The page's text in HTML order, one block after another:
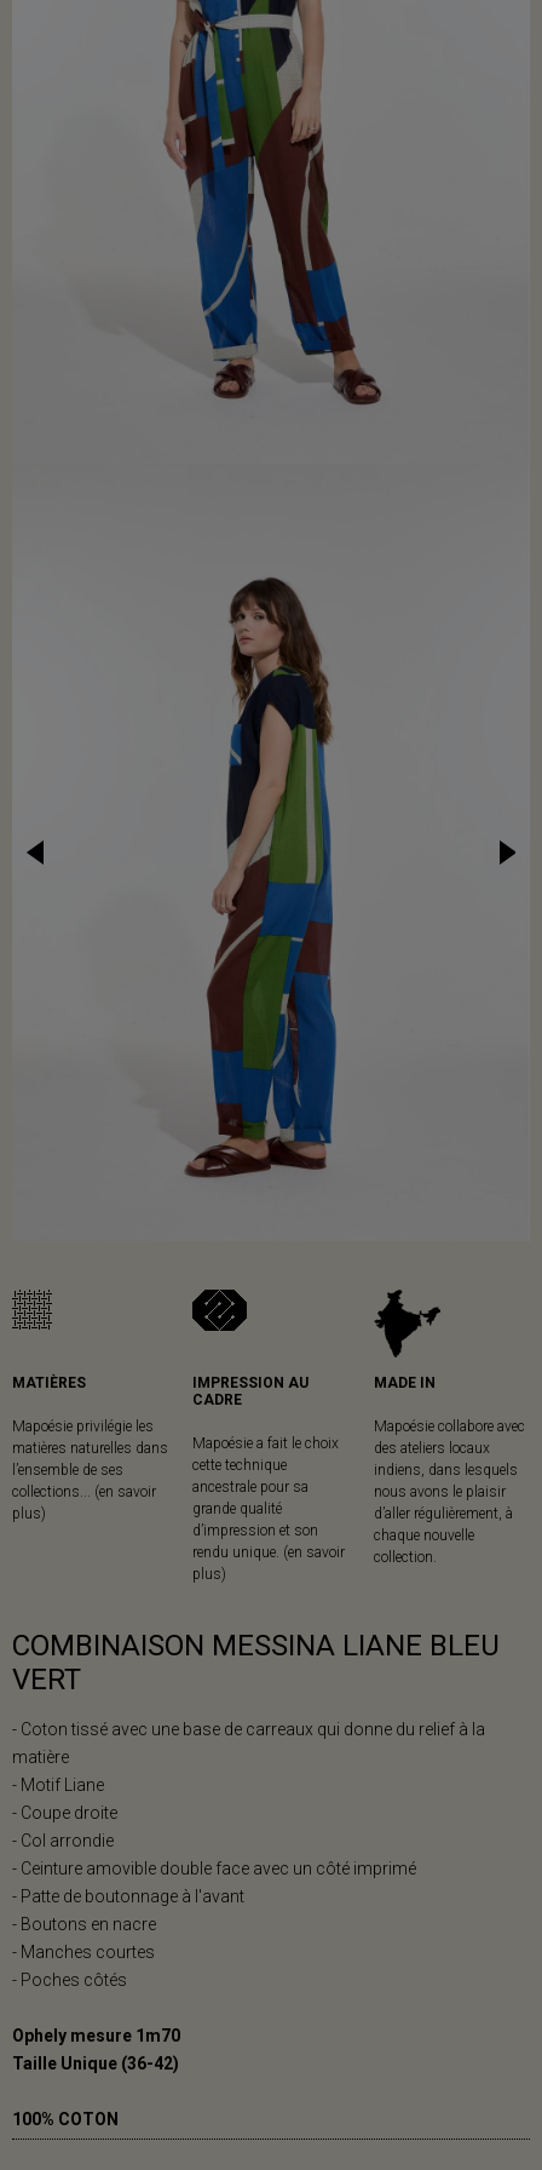
MATIÈRES
Mapoésie privilégie les
matières naturelles dans
l’ensemble de ses
collections... (en savoir
plus)
IMPRESSION AU
CADRE
Mapoésie a fait le choix
cette technique
ancestrale pour sa
grande qualité
d’impression et son
rendu unique. (en savoir
plus)
MADE IN
Mapoésie collabore avec
des ateliers locaux
indiens, dans lesquels
nous avons le plaisir
d’aller régulièrement, à
chaque nouvelle
collection.
COMBINAISON MESSINA LIANE BLEU
VERT
- Coton tissé avec une base de carreaux qui donne du relief à la
matière
- Motif Liane
- Coupe droite
- Col arrondie
- Ceinture amovible double face avec un côté imprimé
- Patte de boutonnage à l'avant
- Boutons en nacre
- Manches courtes
- Poches côtés
Ophely mesure 1m70
Taille Unique (36-42)
100% COTON